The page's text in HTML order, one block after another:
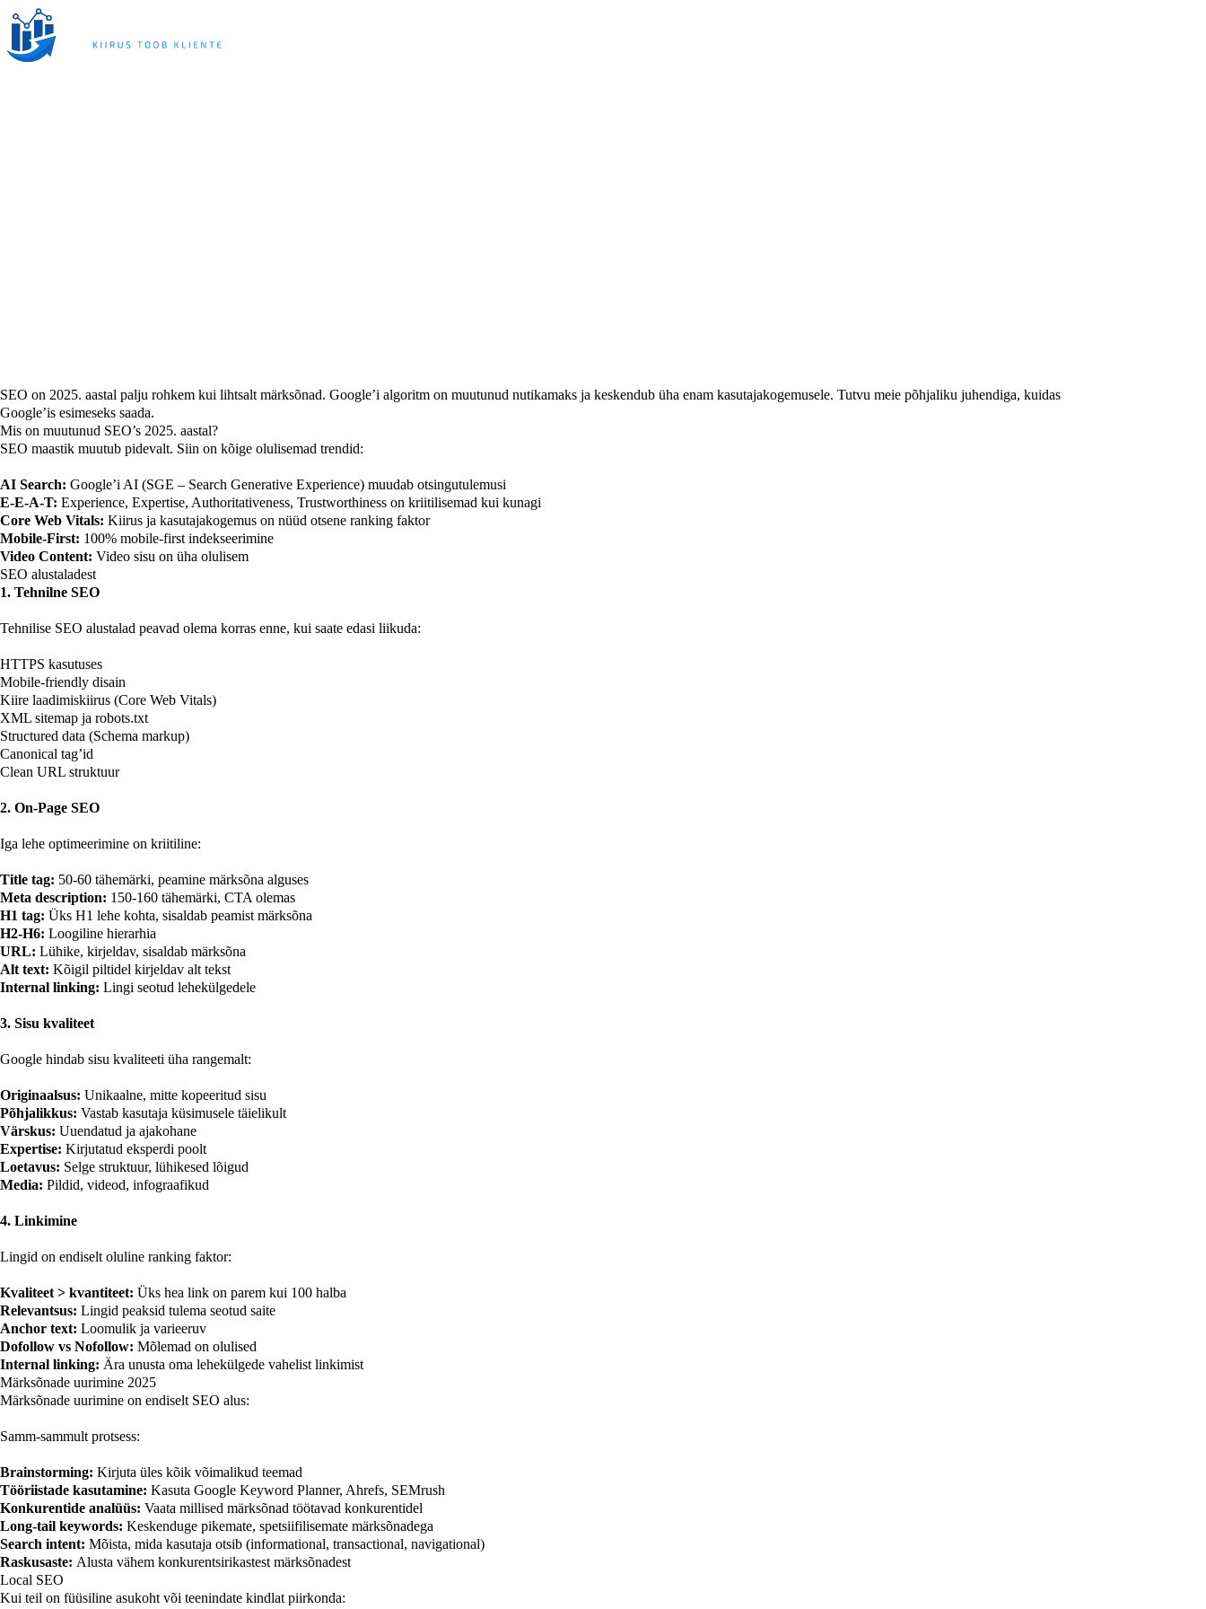
content
SEO on 2025. aastal palju rohkem kui lihtsalt märksõnad. Google’i algoritm on muutunud nutikamaks ja keskendub üha enam kasutajakogemusele. Tutvu meie põhjaliku juhendiga, kuidas
Google’is esimeseks saada.
Mis on muutunud SEO’s 2025. aastal?
SEO maastik muutub pidevalt. Siin on kõige olulisemad trendid:
AI Search: Google’i AI (SGE – Search Generative Experience) muudab otsingutulemusi
E-E-A-T: Experience, Expertise, Authoritativeness, Trustworthiness on kriitilisemad kui kunagi
Core Web Vitals: Kiirus ja kasutajakogemus on nüüd otsene ranking faktor
Mobile-First: 100% mobile-first indekseerimine
Video Content: Video sisu on üha olulisem
SEO alustaladest
1. Tehnilne SEO
Tehnilise SEO alustalad peavad olema korras enne, kui saate edasi liikuda:
HTTPS kasutuses
Mobile-friendly disain
Kiire laadimiskiirus (Core Web Vitals)
XML sitemap ja robots.txt
Structured data (Schema markup)
Canonical tag’id
Clean URL struktuur
2. On-Page SEO
Iga lehe optimeerimine on kriitiline:
Title tag: 50-60 tähemärki, peamine märksõna alguses
Meta description: 150-160 tähemärki, CTA olemas
H1 tag: Üks H1 lehe kohta, sisaldab peamist märksõna
H2-H6: Loogiline hierarhia
URL: Lühike, kirjeldav, sisaldab märksõna
Alt text: Kõigil piltidel kirjeldav alt tekst
Internal linking: Lingi seotud lehekülgedele
3. Sisu kvaliteet
Google hindab sisu kvaliteeti üha rangemalt:
Originaalsus: Unikaalne, mitte kopeeritud sisu
Põhjalikkus: Vastab kasutaja küsimusele täielikult
Värskus: Uuendatud ja ajakohane
Expertise: Kirjutatud eksperdi poolt
Loetavus: Selge struktuur, lühikesed lõigud
Media: Pildid, videod, infograafikud
4. Linkimine
Lingid on endiselt oluline ranking faktor:
Kvaliteet > kvantiteet: Üks hea link on parem kui 100 halba
Relevantsus: Lingid peaksid tulema seotud saite
Anchor text: Loomulik ja varieeruv
Dofollow vs Nofollow: Mõlemad on olulised
Internal linking: Ära unusta oma lehekülgede vahelist linkimist
Märksõnade uurimine 2025
Märksõnade uurimine on endiselt SEO alus:
Samm-sammult protsess:
Brainstorming: Kirjuta üles kõik võimalikud teemad
Tööriistade kasutamine: Kasuta Google Keyword Planner, Ahrefs, SEMrush
Konkurentide analüüs: Vaata millised märksõnad töötavad konkurentidel
Long-tail keywords: Keskenduge pikemate, spetsiifilisemate märksõnadega
Search intent: Mõista, mida kasutaja otsib (informational, transactional, navigational)
Raskusaste: Alusta vähem konkurentsirikastest märksõnadest
Local SEO
Kui teil on füüsiline asukoht või teenindate kindlat piirkonda: